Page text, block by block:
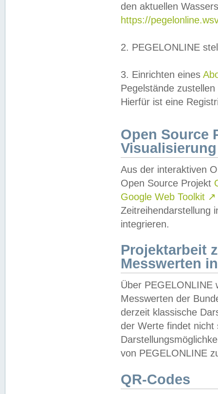
den aktuellen
https://
2. PEGELONLINE
3. Einrichten eines
Pegelstände
Hierfür ist eine
Open Source
Visualisierung
Aus der interaktiven
Open Source Projekt
Google Web Toolkit ↗
Zeitreihendarstellung
integrieren.
Projektarbeit
Messwerten
Über PEGELONLINE
Messwerten der
derzeit klassische
der Werte findet
von PEGELONLINE
QR-Codes